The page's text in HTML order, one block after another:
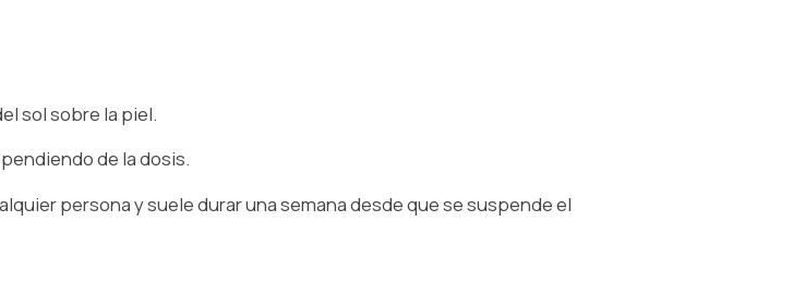
sol sobre la piel.
de la dosis.
persona y suele durar una semana desde que se suspende el